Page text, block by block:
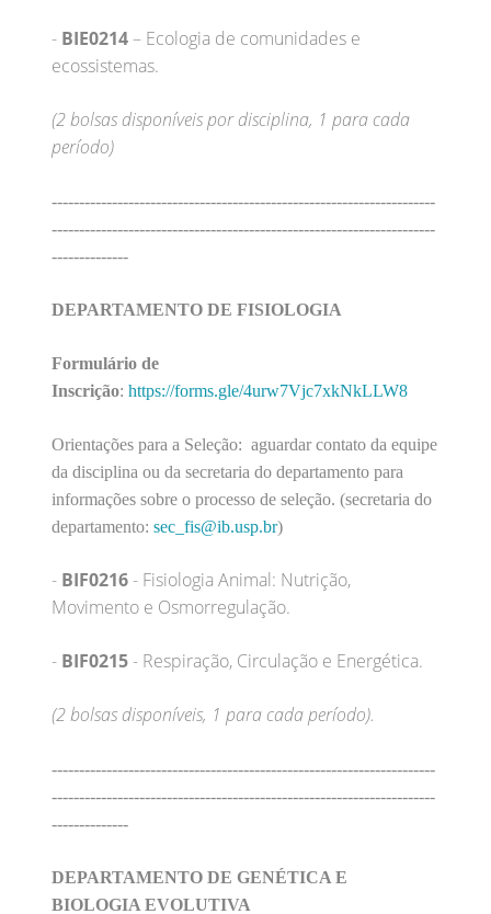
- BIE0214– Ecologia de comunidades e
ecossistemas.
(2 bolsas disponíveis por disciplina, 1 para cada
período)
----------------------------------------------------------------------
----------------------------------------------------------------------
--------------
DEPARTAMENTO DE FISIOLOGIA
Formulário de
Inscrição: https://forms.gle/4urw7Vjc7xkNkLLW8
Orientações para a Seleção: aguardar contato da equipe
da disciplina ou da secretaria do departamento para
informações sobre o processo de seleção. (secretaria do
departamento: sec_fis@ib.usp.br)
- BIF0216 - Fisiologia Animal: Nutrição,
Movimento e Osmorregulação.
- BIF0215 - Respiração, Circulação e Energética.
(2 bolsas disponíveis, 1 para cada período).
----------------------------------------------------------------------
----------------------------------------------------------------------
--------------
DEPARTAMENTO DE GENÉTICA E
BIOLOGIA EVOLUTIVA